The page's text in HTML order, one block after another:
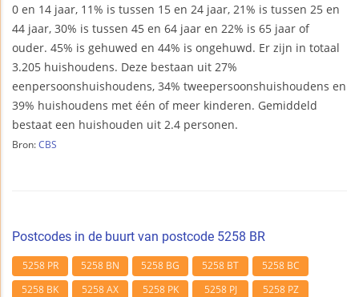
0 en 14 jaar, 11% is tussen 15 en 24 jaar, 21% is tussen 25 en
44 jaar, 30% is tussen 45 en 64 jaar en 22% is 65 jaar of
ouder. 45% is gehuwed en 44% is ongehuwd. Er zijn in totaal
3.205 huishoudens. Deze bestaan uit 27%
eenpersoonshuishoudens, 34% tweepersoonshuishoudens en
39% huishoudens met één of meer kinderen. Gemiddeld
bestaat een huishouden uit 2.4 personen.
Bron: CBS
Postcodes in de buurt van postcode 5258 BR
5258 PR 5258 BN 5258 BG 5258 BT
5258 BC
5258 BK
5258 AX 5258 PK 5258 PJ
5258 PZ